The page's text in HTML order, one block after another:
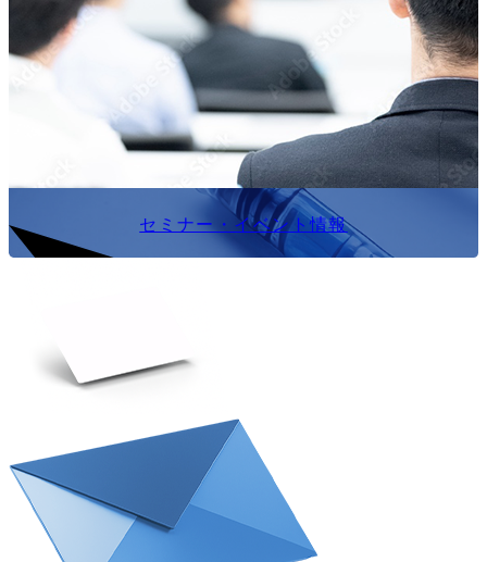
セミナー・イベント情報